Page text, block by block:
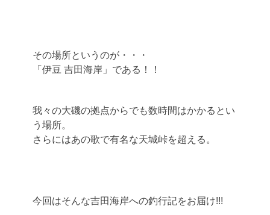
その場所というのが・・・
「伊豆 吉田海岸」である！！
我々の大磯の拠点からでも数時間はかかるとい
う場所。
さらにはあの歌で有名な天城峠を超える。
今回はそんな吉田海岸への釣行記をお届け!!!